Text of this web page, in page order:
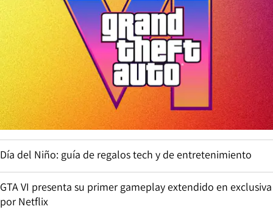
Día del Niño: guía de regalos tech y de entretenimiento
GTA VI presenta su primer gameplay extendido en exclusiva
por Netflix